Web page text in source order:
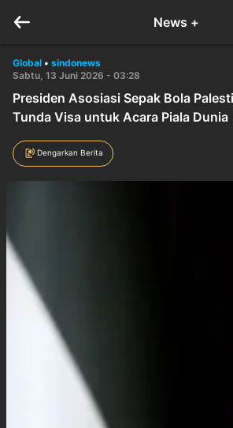
News +
Global • sindonews
Sabtu, 13 Juni 2026 - 03:28
Presiden Asosiasi Sepak Bola
Tunda Visa untuk Acara Piala Dunia
Dengarkan Berita